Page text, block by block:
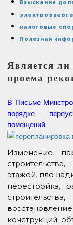
Взыскание
налоговые
Полезная
Является
проема
В Письме
порядке
помещений
Изменение
этажей,
перестройка,
конструкций